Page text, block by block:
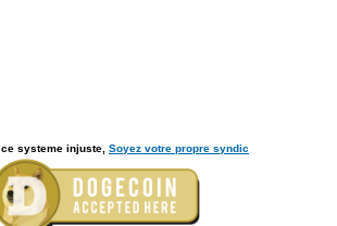
systeme injuste, Soyez votre propre syndic